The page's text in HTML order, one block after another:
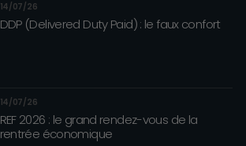
14/07/26
DDP (Delivered Duty Paid) : le faux confort
14/07/26
REF 2026 : le grand rendez-vous de la
rentrée économique